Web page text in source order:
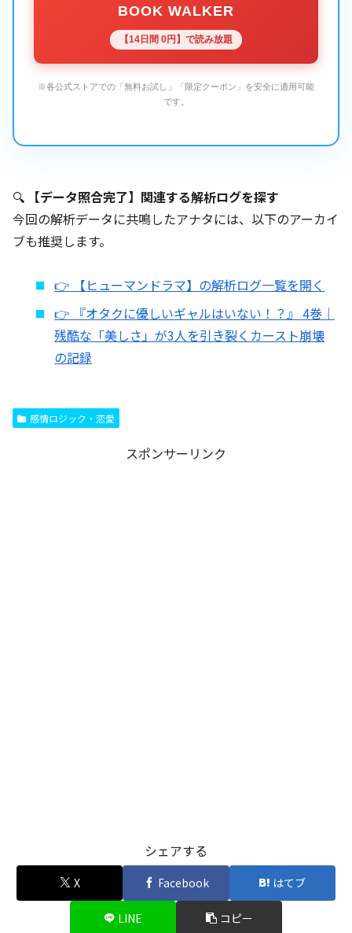
BOOK WALKER
【14日間 0円】で読み放題
※各公式ストアでの「無料お試し」「限定クーポン」を安全に適用可能
です。
🔍 【データ照合完了】関連する解析ログを探す
今回の解析データに共鳴したアナタには、以下のアーカイ
ブも推奨します。
👉 【ヒューマンドラマ】の解析ログ一覧を開く
👉 『オタクに優しいギャルはいない！？』 4巻｜
残酷な「美しさ」が3人を引き裂くカースト崩壊
の記録
感情ロジック・恋愛
スポンサーリンク
シェアする
X Facebook はてブ
LINE コピー